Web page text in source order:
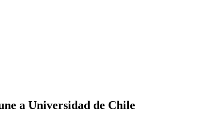
a Universidad de Chile